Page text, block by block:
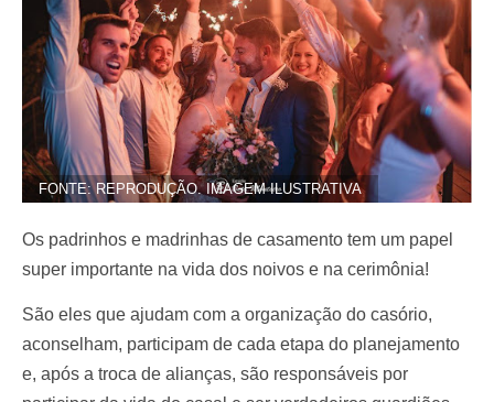
FONTE: REPRODUÇÃO. IMAGEM ILUSTRATIVA
Os padrinhos e madrinhas de casamento tem um papel
super importante na vida dos noivos e na cerimônia!
São eles que ajudam com a organização do casório,
aconselham, participam de cada etapa do planejamento
e, após a troca de alianças, são responsáveis por